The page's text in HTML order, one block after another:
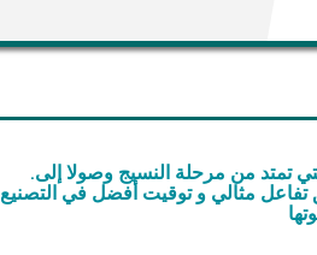
.تضمن سيمتيس من خلال إستراتيجية الأنشطة المتكاملة عموديا و التي تمتد من مرحلة النسيج وصولا إلى
تفاعل مثالي و توقيت أفضل في التصنيع